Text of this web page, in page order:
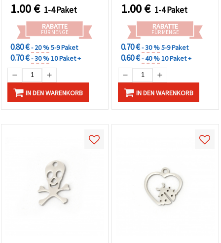
1.00€ 1-4 Paket
RABATTE
FÜR MENGE
0.80 €- 20 %5-9 Paket
0.70 €- 30 %10 Paket +
IN DEN WARENKORB
1.00€ 1-4 Paket
RABATTE
FÜR MENGE
0.70 €- 30 %5-9 Paket
0.60 €- 40 %10 Paket +
IN DEN WARENKORB